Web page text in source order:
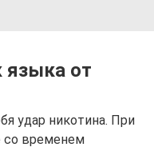
языка от
удар никотина. При
со временем